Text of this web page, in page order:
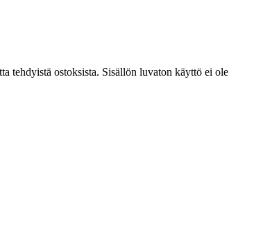
tehdyistä ostoksista. Sisällön luvaton käyttö ei ole